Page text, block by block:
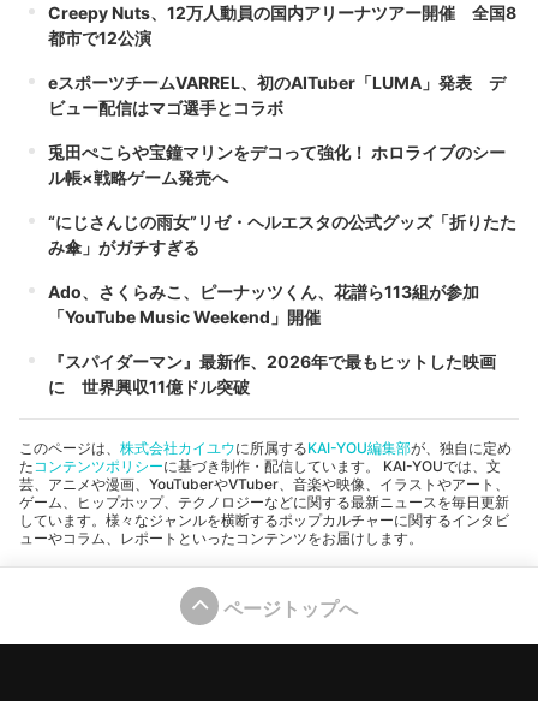
Creepy Nuts、12万人動員の国内アリーナツアー開催 全国8
都市で12公演
eスポーツチームVARREL、初のAITuber「LUMA」発表 デ
ビュー配信はマゴ選手とコラボ
兎田ぺこらや宝鐘マリンをデコって強化！ ホロライブのシー
ル帳×戦略ゲーム発売へ
“にじさんじの雨女”リゼ・ヘルエスタの公式グッズ「折りたた
み傘」がガチすぎる
Ado、さくらみこ、ピーナッツくん、花譜ら113組が参加
「YouTube Music Weekend」開催
『スパイダーマン』最新作、2026年で最もヒットした映画
に 世界興収11億ドル突破
このページは、 株式会社カイユウに所属するKAI-YOU編集部が、独自に定め
た コンテンツポリシーに基づき制作・配信しています。 KAI-YOUでは、文
芸、アニメや漫画、YouTuberやVTuber、音楽や映像、イラストやアート、
ゲーム、ヒップホップ、テクノロジーなどに関する最新ニュースを毎日更新
しています。様々なジャンルを横断するポップカルチャーに関するインタビ
ューやコラム、レポートといったコンテンツをお届けします。
ページトップへ